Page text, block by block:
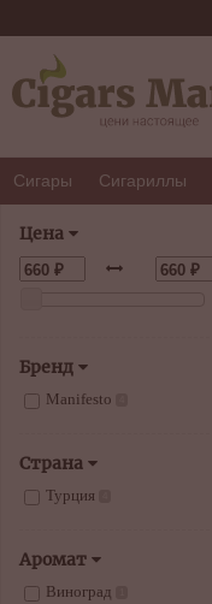
Сигары Сигариллы
Цена
Бренд
Manifesto
Страна
Турция
Аромат
Виноград